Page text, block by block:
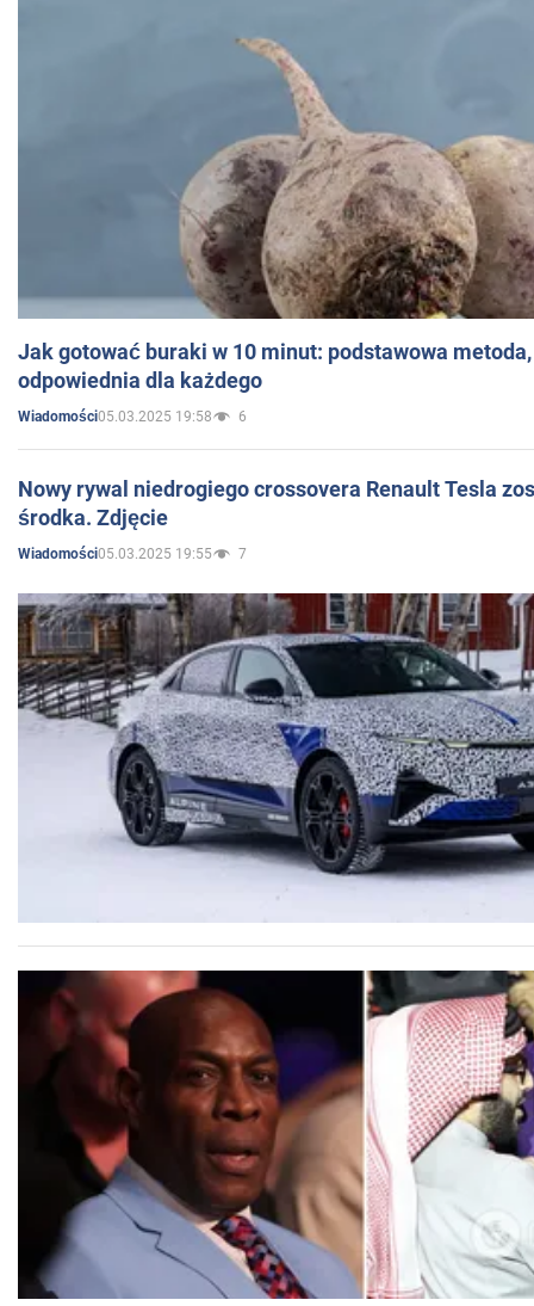
Jak gotować buraki w 10 minut: podstawowa
odpowiednia dla każdego
Wiadomości05.03.2025 19:58 6
Nowy rywal niedrogiego crossovera Renault Tesla
środka. Zdjęcie
Wiadomości05.03.2025 19:55 7